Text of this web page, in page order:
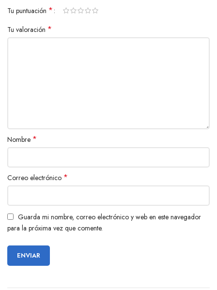
Tu puntuación *
Tu valoración *
Nombre *
Correo electrónico *
Guarda mi nombre, correo electrónico y web en este navegador
para la próxima vez que comente.